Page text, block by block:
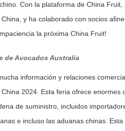
Con la plataforma de China
y ha colaborado con socios
la próxima China Fruit!
de Avocados Australia
información y relaciones
2024. Esta feria ofrece enormes
de suministro, incluidos
e incluso las aduanas chinas.